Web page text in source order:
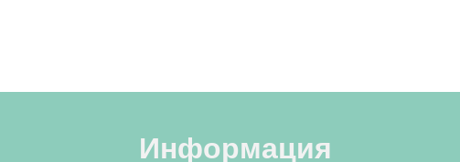
Информация